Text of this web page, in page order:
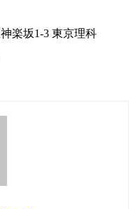
楽坂1-3 東京理科